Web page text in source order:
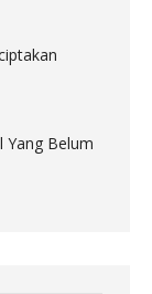
Yang Belum